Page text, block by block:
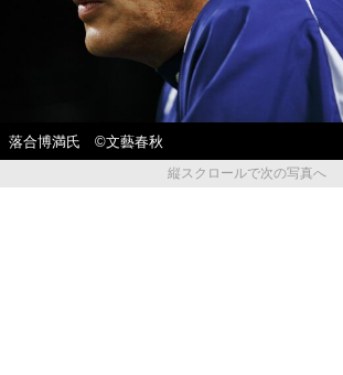
落合博満氏 ©文藝春秋
縦スクロールで次の写真へ